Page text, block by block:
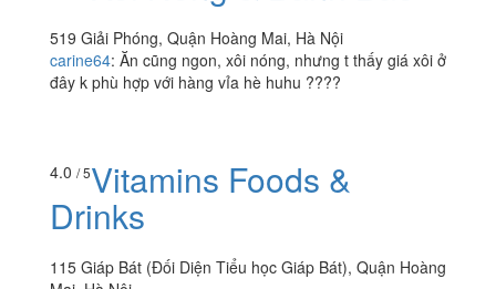
3.0 Xôi Nóng & Bánh Bao
519 Giải Phóng, Quận Hoàng Mai, Hà Nội
đây k phù hợp với hàng vỉa hè huhu ????